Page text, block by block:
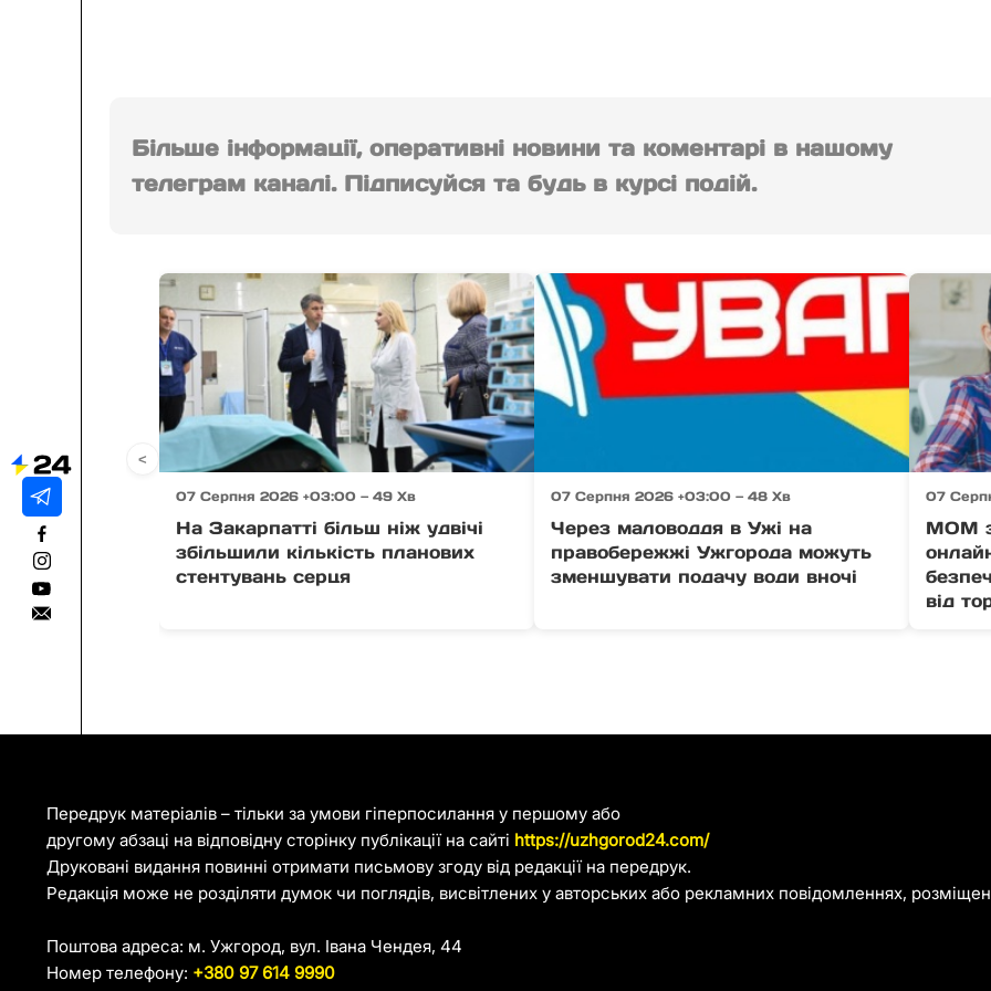
Більше інформації, оперативні новини та коментарі в нашому
телеграм каналі. Підписуйся та будь в курсі подій.
07 Серпня 2026 +03:00 — 49 Хв
На Закарпатті більш ніж удвічі
збільшили кількість планових
стентувань серця
07 Серпня 2026 +03:00 — 48 Хв
Через маловоддя в Ужі на
правобережжі Ужгорода можуть
зменшувати подачу води вночі
07
МОМ
від
<
Передрук матеріалів – тільки за умови гіперпосилання у першому або
другому абзаці на відповідну сторінку публікації на сайті https://uzhgorod24.com/
Друковані видання повинні отримати письмову згоду від редакції на передрук.
Редакція може не розділяти думок чи поглядів, висвітлених у авторських або рекламних повідомленнях,
Поштова адреса: м. Ужгород, вул. Івана Чендея, 44
Номер телефону: +380 97 614 9990